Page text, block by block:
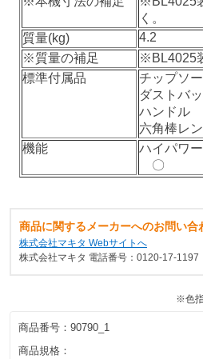
く。
質量(kg)
4.2
※質量の補足
※BL4025
標準付属品
チップソー
ダストバ
ハンドル
六角棒レ
機能
ハイパワ
〇
商品に関するメーカーへのお問い合
株式会社マキタ Webサイトへ
株式会社マキタ 電話番号：0120-17-1197
※色指
商品番号： 90790_1
商品規格：